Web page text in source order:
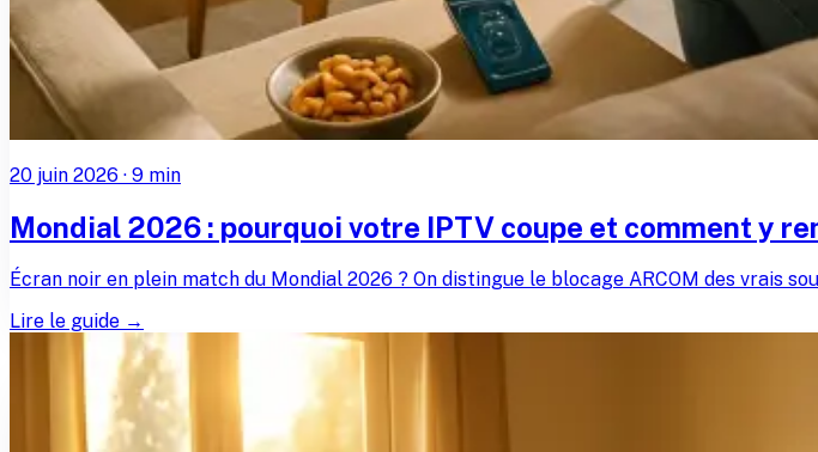
20 juin 2026 · 9 min
Mondial 2026 : pourquoi votre IPTV coupe et comment y
Écran noir en plein match du Mondial 2026 ? On distingue le blocage ARCOM des vrais
Lire le guide →